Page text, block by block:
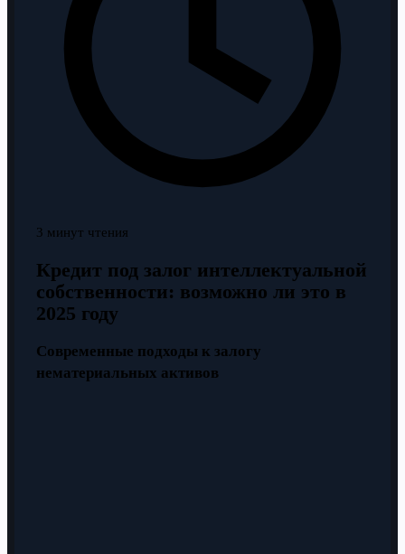
3 минут чтения
Кредит под залог интеллектуальной
собственности: возможно ли это в
2025 году
Современные подходы к залогу
нематериальных активов